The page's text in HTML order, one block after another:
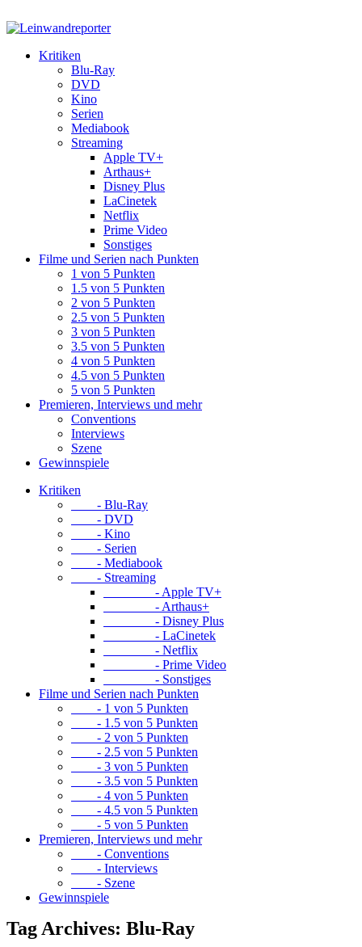
Kritiken
Blu-Ray
DVD
Kino
Serien
Mediabook
Streaming
Apple TV+
Arthaus+
Disney Plus
LaCinetek
Netflix
Prime Video
Sonstiges
Filme und Serien nach Punkten
1 von 5 Punkten
1.5 von 5 Punkten
2 von 5 Punkten
2.5 von 5 Punkten
3 von 5 Punkten
3.5 von 5 Punkten
4 von 5 Punkten
4.5 von 5 Punkten
5 von 5 Punkten
Premieren, Interviews und mehr
Conventions
Interviews
Szene
Gewinnspiele
Kritiken
- Blu-Ray
- DVD
- Kino
- Serien
- Mediabook
- Streaming
- Apple TV+
- Arthaus+
- Disney Plus
- LaCinetek
- Netflix
- Prime Video
- Sonstiges
Filme und Serien nach Punkten
- 1 von 5 Punkten
- 1.5 von 5 Punkten
- 2 von 5 Punkten
- 2.5 von 5 Punkten
- 3 von 5 Punkten
- 3.5 von 5 Punkten
- 4 von 5 Punkten
- 4.5 von 5 Punkten
- 5 von 5 Punkten
Premieren, Interviews und mehr
- Conventions
- Interviews
- Szene
Gewinnspiele
Tag Archives: Blu-Ray